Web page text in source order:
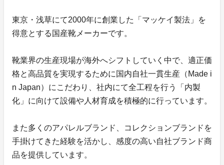
東京・浅草にて2000年に創業した「マッケイ製法」を
得意とする国産靴メーカーです。
靴業界の生産現場が海外へシフトしていく中で、適正価
格と高品質を実現するために国内自社一貫生産（Made i
n Japan）にこだわり、社内にて全工程を行う「内製
化」に向けて設備や人材育成を積極的に行っています。
また多くのアパレルブランド、コレクションブランドを
手掛けてきた経験を活かし、感度の高い自社ブランド商
品を提供しています。